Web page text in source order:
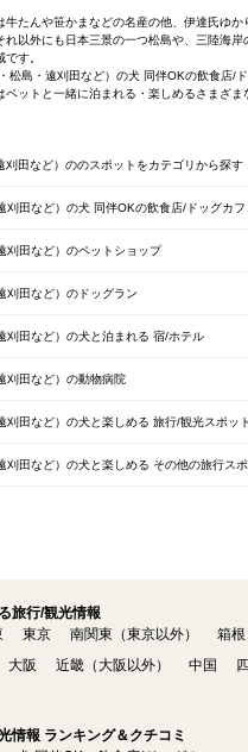
牛たんや笹かまなどの名産の他、伊達氏ゆか
れ以外にも日本三景の一つ松島や、三陸海岸
す。
松島・遠刈田など）の犬 同伴OKの飲食店/
ペットと一緒に泊まれる・楽しめるさまざま
刈田など）ののスポットをカテゴリから探す
刈田など）の犬 同伴OKの飲食店/ドッグカフ
刈田など）のペットショップ
刈田など）のドッグラン
刈田など）の犬と泊まれる 宿/ホテル
刈田など）の動物病院
刈田など）の犬と楽しめる 旅行/観光スポット
刈田など）の犬と楽しめる その他の旅行スポ
旅行/観光情報
東京 南関東（東京以外）
箱
大阪 近畿（大阪以外） 中国
情報 ランキング＆クチコミ